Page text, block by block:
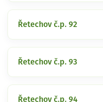
Řetechov č.p. 92
Řetechov č.p. 93
Řetechov č.p. 94